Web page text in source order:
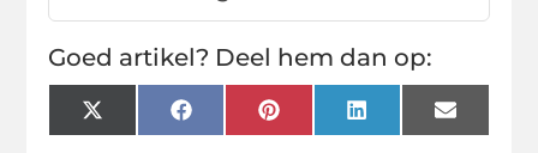
Goed artikel? Deel hem dan op:
X
(Twitter)
FacebookPinterestLinkedInEmail